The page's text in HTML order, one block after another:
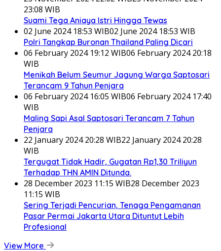
23:08 WIB
Suami Tega Aniaya Istri Hingga Tewas
02 June 2024 18:53 WIB02 June 2024 18:53 WIB
Polri Tangkap Buronan Thailand Paling Dicari
06 February 2024 19:12 WIB06 February 2024 20:18
WIB
Menikah Belum Seumur Jagung Warga Saptosari
Terancam 9 Tahun Penjara
06 February 2024 16:05 WIB06 February 2024 17:40
WIB
Maling Sapi Asal Saptosari Terancam 7 Tahun
Penjara
22 January 2024 20:28 WIB22 January 2024 20:28
WIB
Tergugat Tidak Hadir, Gugatan Rp1,30 Triliyun
Terhadap THN AMIN Ditunda.
28 December 2023 11:15 WIB28 December 2023
11:15 WIB
Sering Terjadi Pencurian, Tenaga Pengamanan
Pasar Permai Jakarta Utara Dituntut Lebih
Profesional
View More